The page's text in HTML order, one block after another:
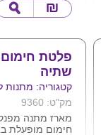
הערכה זמינה
המתאימים
הקופסה עם
מידות המארז : רוחב
גובה 11.5+2 ס"מ לשונית
עומק 2.4 ס"מ
פלטת חימום
שתיה
קטגוריה: מתנות
מק"ט: 9360
מארז מתנה
חימום מופעלת